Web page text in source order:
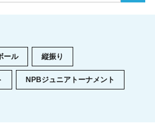
ール 縦振り
NPBジュニアトーナメント